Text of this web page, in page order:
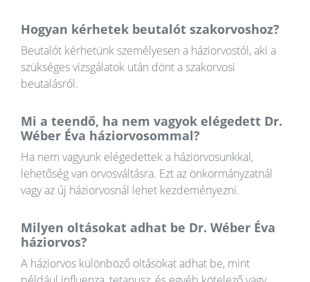
Hogyan kérhetek beutalót szakorvoshoz?
Beutalót kérhetünk személyesen a háziorvostól, aki a
szükséges vizsgálatok után dönt a szakorvosi
beutalásról.
Mi a teendő, ha nem vagyok elégedett Dr.
Wéber Éva háziorvosommal?
Ha nem vagyunk elégedettek a háziorvosunkkal,
lehetőség van orvosváltásra. Ezt az önkormányzatnál
vagy az új háziorvosnál lehet kezdeményezni.
Milyen oltásokat adhat be Dr. Wéber Éva
háziorvos?
A háziorvos különböző oltásokat adhat be, mint